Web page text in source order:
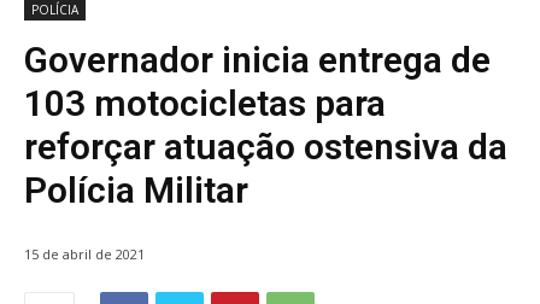
POLÍCIA
Governador inicia entrega de
103 motocicletas para
reforçar atuação ostensiva da
Polícia Militar
15 de abril de 2021